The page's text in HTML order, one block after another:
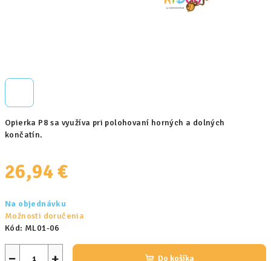
Opierka P8 sa využíva pri polohovaní horných a dolných
končatín.
26,94 €
cena:
Na objednávku
Možnosti doručenia
Kód: ML01-06
Do košíka